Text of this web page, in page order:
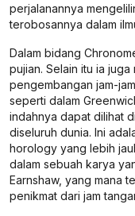
perjalanannya
terobosannya dalam
Dalam bidang
pujian. Selain itu ia
pengembangan jam-
seperti dalam
indahnya dapat dilihat
diseluruh dunia. Ini
horology yang lebih
dalam sebuah karya
Earnshaw, yang mana
penikmat dari jam